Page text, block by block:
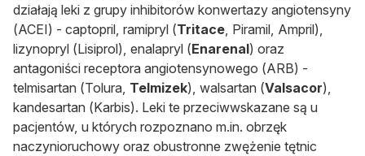
działają leki z grupy inhibitorów konwertazy angiotensyny
(ACEI) - captopril, ramipryl (Tritace , Piramil, Ampril),
lizynopryl (Lisiprol), enalapryl (Enarenal) oraz
antagoniści receptora angiotensynowego (ARB) -
telmisartan (Tolura, Telmizek), walsartan (Valsacor),
kandesartan (Karbis). Leki te przeciwwskazane są u
pacjentów, u których rozpoznano m.in. obrzęk
naczynioruchowy oraz obustronne zwężenie tętnic